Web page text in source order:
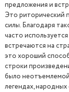
предложения и
Это риторический
силы. Благодаря
часто
встречаются на
это хороший
строки
было неотъемлемой
легендах, народных